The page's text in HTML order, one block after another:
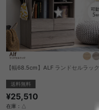
【幅68.5cm】ALF ランドセルラック
送料無料
¥25,510
在庫：△